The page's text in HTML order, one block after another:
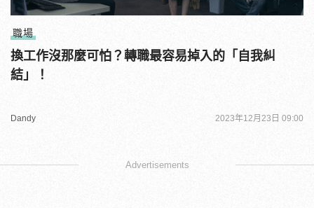
職場
換工作沒那麼可怕？轉職最容易掉入的「自我糾
結」！
Dandy 2023年12月23日 09:00
Advertisements